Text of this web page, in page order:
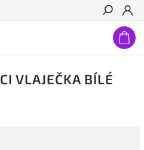
Hledat
VLAJEČKA BÍLÉ